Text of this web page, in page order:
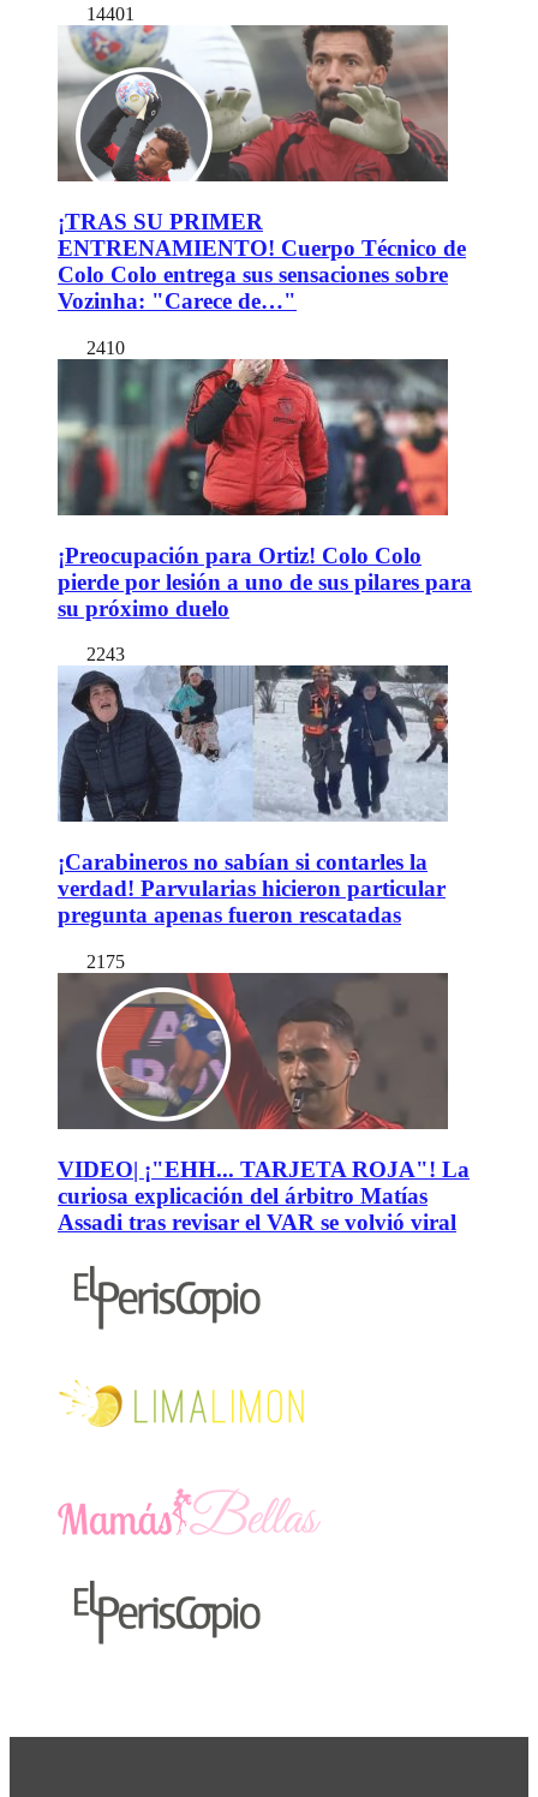
14401
¡TRAS SU PRIMER
ENTRENAMIENTO! Cuerpo Técnico de
Colo Colo entrega sus sensaciones sobre
Vozinha: "Carece de…"
2410
¡Preocupación para Ortiz! Colo Colo
pierde por lesión a uno de sus pilares para
su próximo duelo
2243
¡Carabineros no sabían si contarles la
verdad! Parvularias hicieron particular
pregunta apenas fueron rescatadas
2175
VIDEO| ¡"EHH... TARJETA ROJA"! La
curiosa explicación del árbitro Matías
Assadi tras revisar el VAR se volvió viral